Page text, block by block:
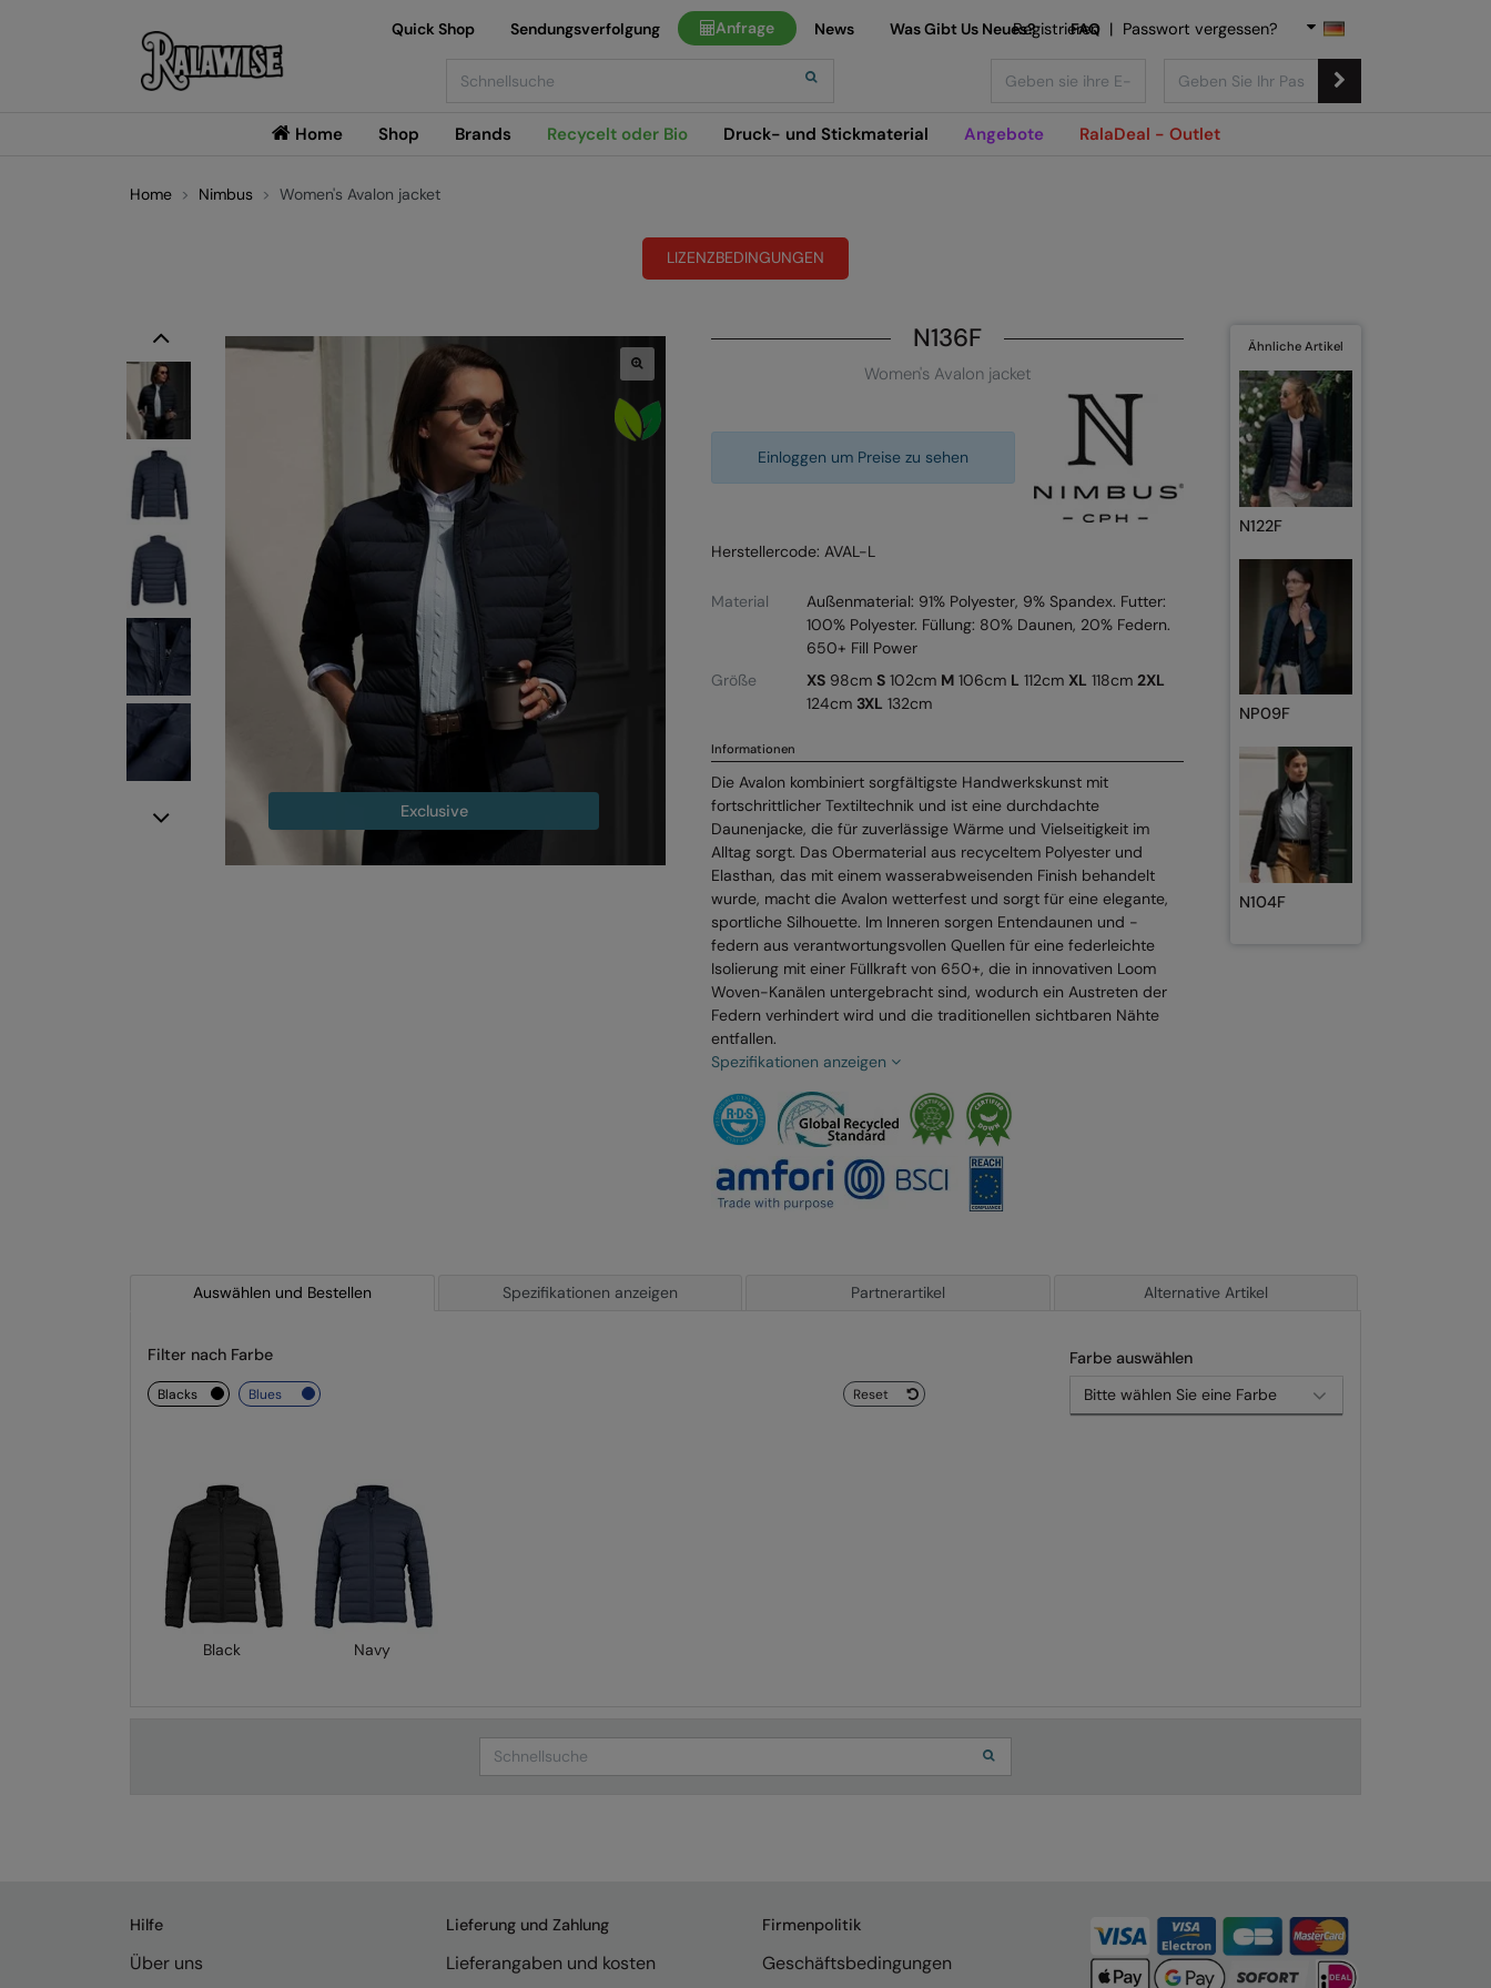
Home Shop Brands Recycelt oder Bio Druck- und Stickmaterial Angebote RalaDeal - Outlet
Quick Shop Sendungsverfolgung Anfrage News Was Gibt Us Neues? FAQ
Registrieren | Passwort vergessen?
Home Nimbus Women's Avalon jacket
LIZENZBEDINGUNGEN
N136F
Women's Avalon jacket
Einloggen um Preise zu sehen
Herstellercode: AVAL-L
Material
Außenmaterial: 91% Polyester, 9% Spandex. Futter:
100% Polyester. Füllung: 80% Daunen, 20% Federn.
650+ Fill Power
Größe
XS98cm S102cm M106cm L 112cm XL 118cm 2XL
124cm 3XL 132cm
Informationen
Die Avalon kombiniert sorgfältigste Handwerkskunst mit
fortschrittlicher Textiltechnik und ist eine durchdachte
Daunenjacke, die für zuverlässige Wärme und Vielseitigkeit im
Alltag sorgt. Das Obermaterial aus recyceltem Polyester und
Elasthan, das mit einem wasserabweisenden Finish behandelt
wurde, macht die Avalon wetterfest und sorgt für eine elegante,
sportliche Silhouette. Im Inneren sorgen Entendaunen und -
federn aus verantwortungsvollen Quellen für eine federleichte
Isolierung mit einer Füllkraft von 650+, die in innovativen Loom
Woven-Kanälen untergebracht sind, wodurch ein Austreten der
Federn verhindert wird und die traditionellen sichtbaren Nähte
entfallen.
Spezifikationen anzeigen
Exclusive
Previous
Next
Ähnliche Artikel
N122F
NP09F
N104F
Auswählen und Bestellen Spezifikationen anzeigen Partnerartikel Alternative Artikel
Farbe auswählen
Filter nach Farbe
Reset
blacks blues
Black Navy
Search
Hilfe
Über uns
Lieferung und Zahlung
Lieferangaben und kosten
Firmenpolitik
Geschäftsbedingungen